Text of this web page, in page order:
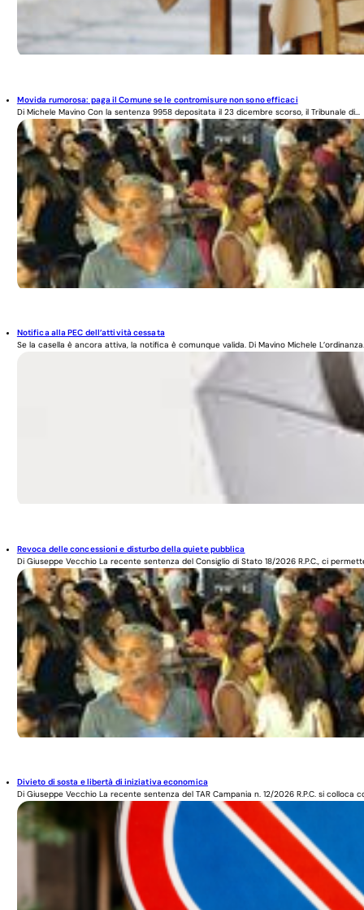
Movida rumorosa: paga il Comune se le contromisure non sono efficaci
Di Michele Mavino Con la sentenza 9958 depositata il 23 dicembre scorso, il Tribunale di...
Notifica alla PEC dell’attività cessata
Se la casella è ancora attiva, la notifica è comunque valida. Di Mavino Michele
Revoca delle concessioni e disturbo della quiete pubblica
Di Giuseppe Vecchio La recente sentenza del Consiglio di Stato 18/2026 R.P.C., ci
Divieto di sosta e libertà di iniziativa economica
Di Giuseppe Vecchio La recente sentenza del TAR Campania n. 12/2026 R.P.C. si colloca